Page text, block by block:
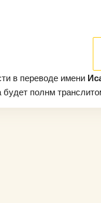
в переводе имени
полнм